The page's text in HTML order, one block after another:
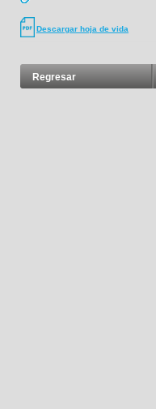
Descargar hoja de vida
Regresar